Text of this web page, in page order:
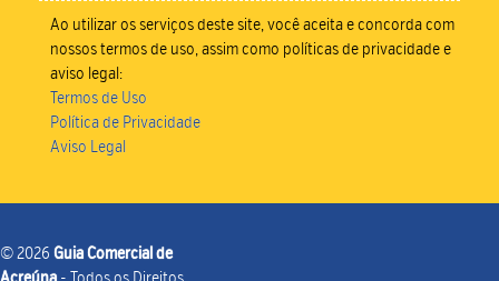
Ao utilizar os serviços deste site, você aceita e concorda com
nossos termos de uso, assim como políticas de privacidade e
aviso legal:
Termos de Uso
Política de Privacidade
Aviso Legal
© 2026 Guia Comercial de